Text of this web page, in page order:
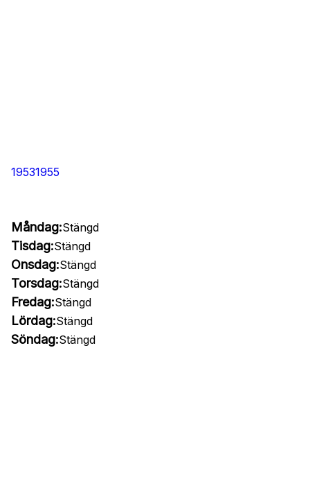
19531955
Måndag:Stängd
Tisdag:Stängd
Onsdag:Stängd
Torsdag:Stängd
Fredag:Stängd
Lördag:Stängd
Söndag:Stängd